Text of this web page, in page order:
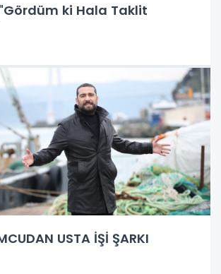
USTA İŞİ ŞARKI